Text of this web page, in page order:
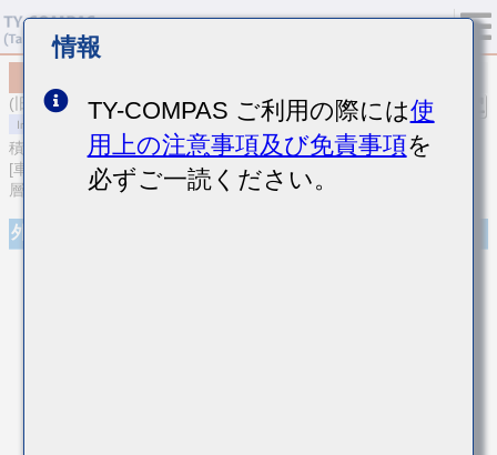
(旧品番 HMK325C7475KMHPE)
積層セラミックコンデンサ
[車載ボディ/インフォ＆高信頼用 (AEC-Q200 Qualified) 中高耐圧積
層セラミックコンデンサ]
外観
情報
TY-COMPAS ご利用の際には使
用上の注意事項及び免責事項を
必ずご一読ください。